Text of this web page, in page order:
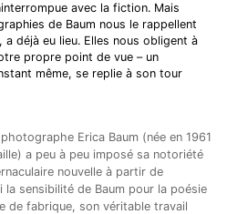
avec la fiction. Mais
de Baum nous le rappellent
déjà eu lieu. Elles nous obligent à
propre point de vue – un
même, se replie à son tour
Erica Baum (née en 1961
a peu à peu imposé sa notoriété
nouvelle à partir de
sensibilité de Baum pour la poésie
de fabrique, son véritable travail